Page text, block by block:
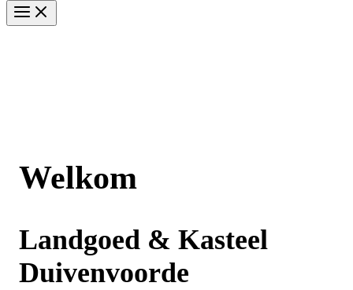
Welkom
Landgoed & Kasteel
Duivenvoorde